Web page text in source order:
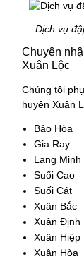
Dịch vụ
Chuyên
Xuân Lộc
Chúng tôi
huyện Xuân
Bảo Hòa
Gia Ray
Lang Minh
Suối Cao
Suối Cát
Xuân Bắc
Xuân Định
Xuân Hiệp
Xuân Hòa